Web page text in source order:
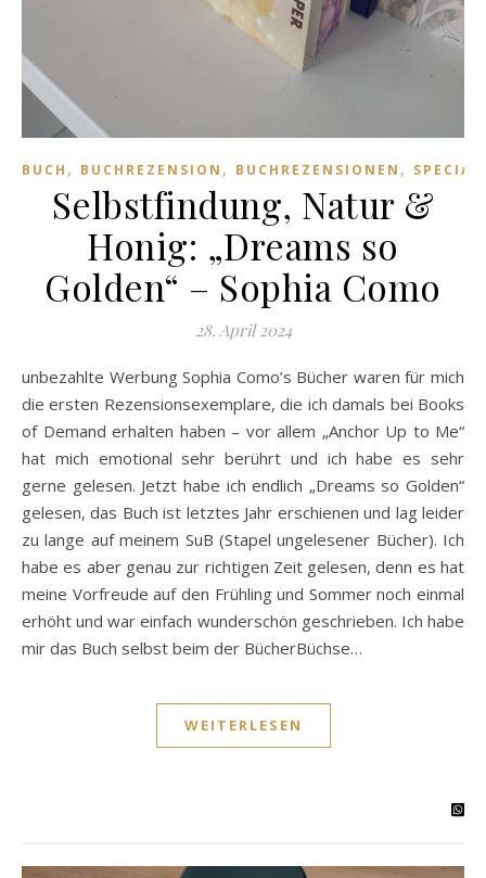
BUCH , BUCHREZENSION , BUCHREZENSIONEN ,
Selbstfindung, Natur &
Honig: „Dreams so
Golden“ – Sophia Como
28. April 2024
unbezahlte Werbung Sophia Como’s Bücher waren für mich
die ersten Rezensionsexemplare, die ich damals bei Books
of Demand erhalten haben – vor allem „Anchor Up to Me“
hat mich emotional sehr berührt und ich habe es sehr
gerne gelesen. Jetzt habe ich endlich „Dreams so Golden“
gelesen, das Buch ist letztes Jahr erschienen und lag leider
zu lange auf meinem SuB (Stapel ungelesener Bücher). Ich
habe es aber genau zur richtigen Zeit gelesen, denn es hat
meine Vorfreude auf den Frühling und Sommer noch einmal
erhöht und war einfach wunderschön geschrieben. Ich habe
mir das Buch selbst beim der BücherBüchse…
WEITERLESEN